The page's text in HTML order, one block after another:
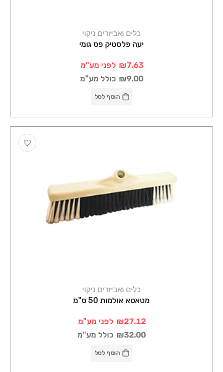
כלים ואביזרים ניקוי
יעה פלסטיק פס גומי
₪7.63 לפני מע"מ
₪9.00 כולל מע"מ
הוסף לסל
כלים ואביזרים ניקוי
מטאטא אולמות 50 ס"מ
₪27.12 לפני מע"מ
₪32.00 כולל מע"מ
הוסף לסל